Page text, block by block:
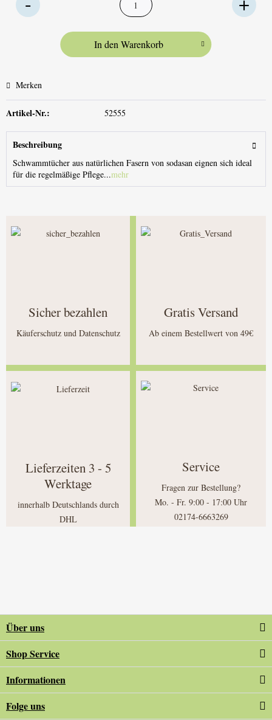
In den Warenkorb
Merken
Artikel-Nr.: 52555
Beschreibung
Schwammtücher aus natürlichen Fasern von sodasan eignen sich ideal
für die regelmäßige Pflege...mehr
Sicher bezahlen
Käuferschutz und Datenschutz
Gratis Versand
Ab einem Bestellwert von 49€
Lieferzeiten 3 - 5
Werktage
innerhalb Deutschlands durch
DHL
Service
Fragen zur Bestellung?
Mo. - Fr. 9:00 - 17:00 Uhr
02174-6663269
Über uns
Shop Service
Informationen
Folge uns